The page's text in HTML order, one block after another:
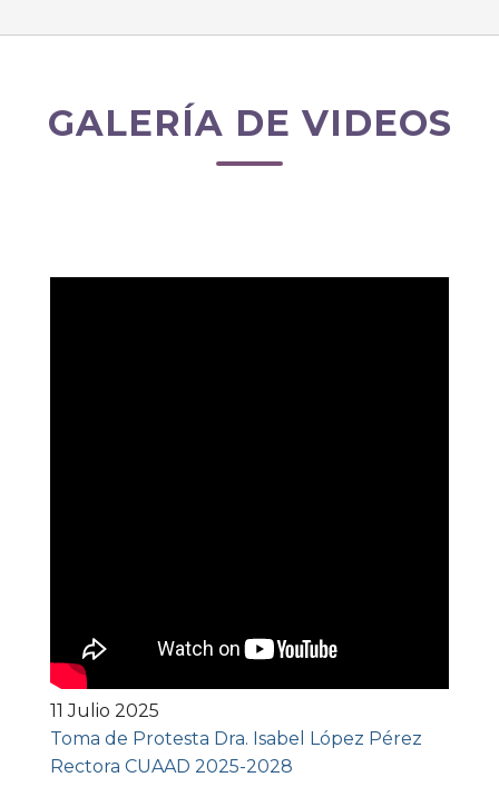
GALERÍA DE VIDEOS
11 Julio 2025
Toma de Protesta Dra. Isabel López Pérez
Rectora CUAAD 2025-2028